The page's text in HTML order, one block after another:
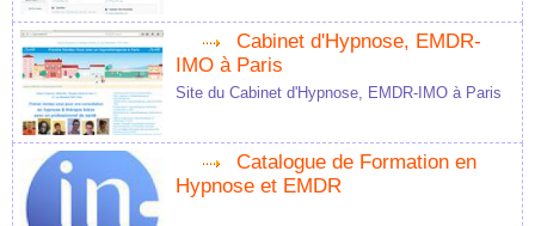
Cabinet d'Hypnose, EMDR-
IMO à Paris
Site du Cabinet d'Hypnose, EMDR-IMO à Paris
Catalogue de Formation en
Hypnose et EMDR